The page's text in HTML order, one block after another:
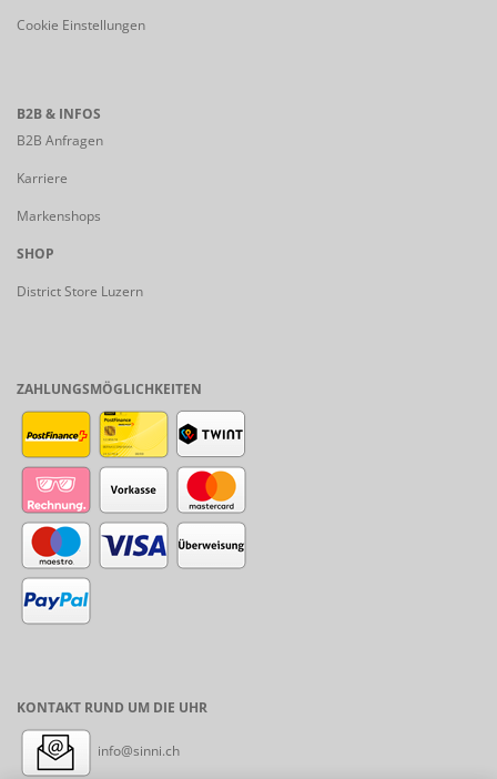
Cookie Einstellungen
B2B & INFOS
B2B Anfragen
Karriere
Markenshops
SHOP
District Store Luzern
ZAHLUNGSMÖGLICHKEITEN
KONTAKT RUND UM DIE UHR
info@sinni.ch